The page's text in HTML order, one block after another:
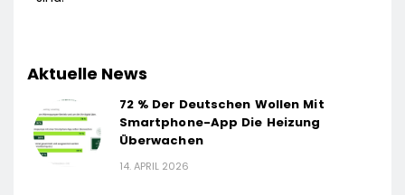
Aktuelle News
72 % Der Deutschen Wollen Mit
Smartphone-App Die Heizung
Überwachen
14. APRIL 2026